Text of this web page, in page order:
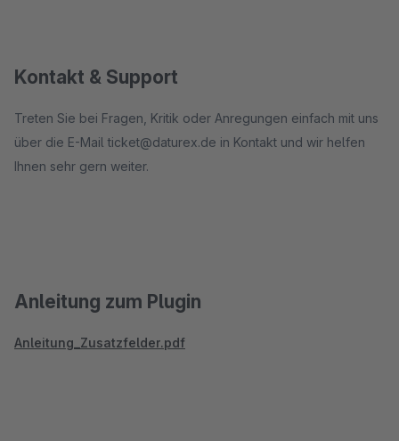
Kontakt & Support
Treten Sie bei Fragen, Kritik oder Anregungen einfach mit uns
über die E-Mail ticket@daturex.de in Kontakt und wir helfen
Ihnen sehr gern weiter.
Anleitung zum Plugin
Anleitung_Zusatzfelder.pdf